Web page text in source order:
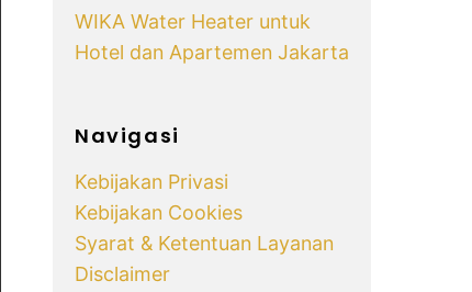
WIKA Water Heater untuk
Hotel dan Apartemen Jakarta
Navigasi
Kebijakan Privasi
Kebijakan Cookies
Syarat & Ketentuan Layanan
Disclaimer